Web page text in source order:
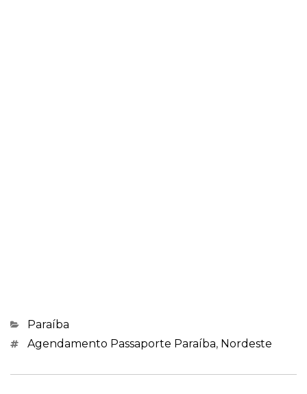
Categorias
Paraíba
Marcações
Agendamento Passaporte Paraíba, Nordeste